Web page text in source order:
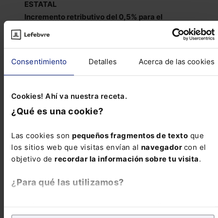
Consentimiento Detalles Acerca de las cookies
Cookies! Ahí va nuestra receta.
¿Qué es una cookie?
Las cookies son pequeños fragmentos de texto que
los sitios web que visitas envían al navegador con el
objetivo de recordar la información sobre tu visita.
¿Para qué las utilizamos?
ESTATAL
Incremento retributivo del 0,5% para el
BOE 238/2023 de 5 de Octubre de 2023
PAÍS VASCO
memoria histórica y democrática del País
Reseñas de jurisprudencia
ADMINISTRATIVO
anticipada acordados por las corporaciones